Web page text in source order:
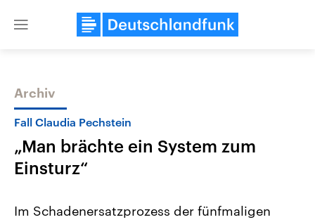
Close
Themen
Archiv
Fall Claudia Pechstein
„Man brächte ein System zum
Einsturz“
Im Schadenersatzprozess der fünfmaligen